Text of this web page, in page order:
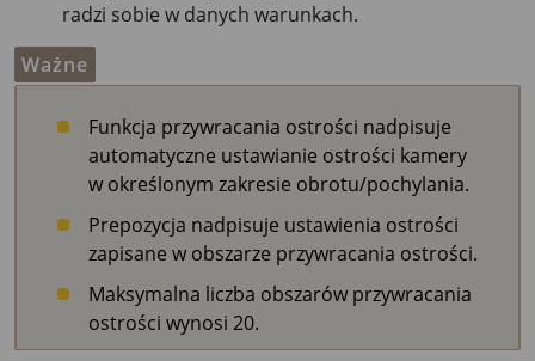
radzi sobie w danych warunkach.
Ważne
Funkcja przywracania ostrości nadpisuje
automatyczne ustawianie ostrości kamery
w określonym zakresie obrotu/pochylania.
Prepozycja nadpisuje ustawienia ostrości
zapisane w obszarze przywracania ostrości.
Maksymalna liczba obszarów przywracania
ostrości wynosi 20.